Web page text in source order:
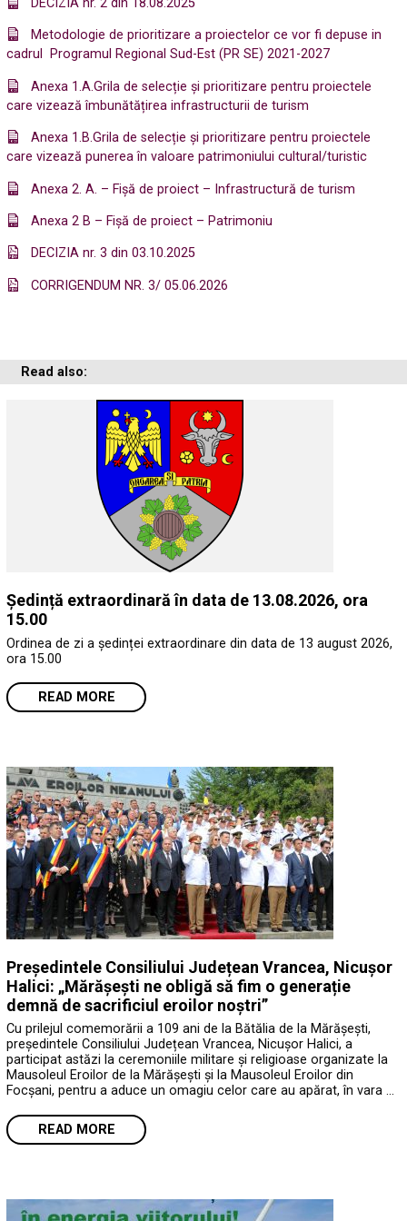
DECIZIA nr. 2 din 18.08.2025
Metodologie de prioritizare a proiectelor ce vor fi depuse in
cadrul Programul Regional Sud-Est (PR SE) 2021-2027
Anexa 1.A.Grila de selecție și prioritizare pentru proiectele
care vizează îmbunătățirea infrastructurii de turism
Anexa 1.B.Grila de selecție și prioritizare pentru proiectele
care vizează punerea în valoare patrimoniului cultural/turistic
Anexa 2. A. – Fișă de proiect – Infrastructură de turism
Anexa 2 B – Fișă de proiect – Patrimoniu
DECIZIA nr. 3 din 03.10.2025
CORRIGENDUM NR. 3/ 05.06.2026
Read also:
Ședință extraordinară în data de 13.08.2026, ora
15.00
Ordinea de zi a ședinței extraordinare din data de 13 august 2026,
ora 15.00
READ MORE
Președintele Consiliului Județean Vrancea, Nicușor
Halici: „Mărășești ne obligă să fim o generație
demnă de sacrificiul eroilor noștri”
Cu prilejul comemorării a 109 ani de la Bătălia de la Mărășești,
președintele Consiliului Județean Vrancea, Nicușor Halici, a
participat astăzi la ceremoniile militare și religioase organizate la
Mausoleul Eroilor de la Mărășești și la Mausoleul Eroilor din
Focșani, pentru a aduce un omagiu celor care au apărat, în vara …
READ MORE